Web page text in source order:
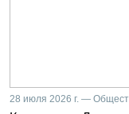
28 июля 2026 г. —